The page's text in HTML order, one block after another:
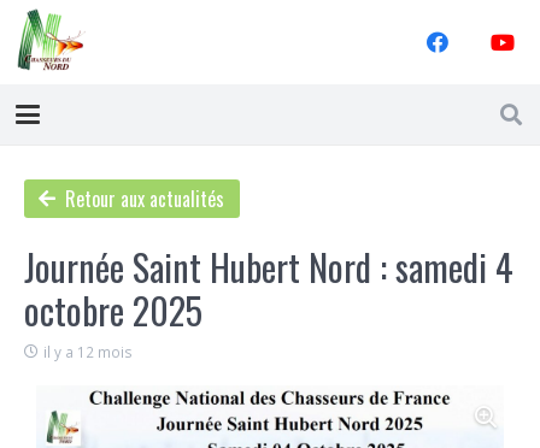
Retour aux actualités
Journée Saint Hubert Nord : samedi 4
octobre 2025
il y a 12 mois